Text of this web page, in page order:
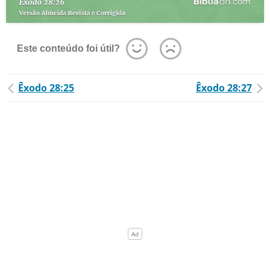
Este conteúdo foi útil?
Êxodo 28:25 Êxodo 28:27